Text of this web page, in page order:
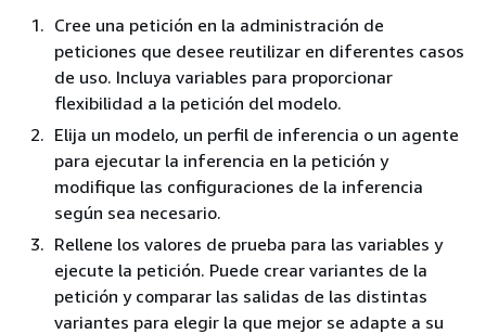
Cree una petición en la administración de
peticiones que desee reutilizar en diferentes casos
de uso. Incluya variables para proporcionar
flexibilidad a la petición del modelo.
Elija un modelo, un perfil de inferencia o un agente
para ejecutar la inferencia en la petición y
modifique las configuraciones de la inferencia
según sea necesario.
Rellene los valores de prueba para las variables y
ejecute la petición. Puede crear variantes de la
petición y comparar las salidas de las distintas
variantes para elegir la que mejor se adapte a su